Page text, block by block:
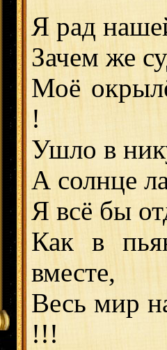
Я рад
Зачем же
Моё
!
Ушло в
А солнце
Я всё бы
Как в
вместе,
Весь мир
!!!